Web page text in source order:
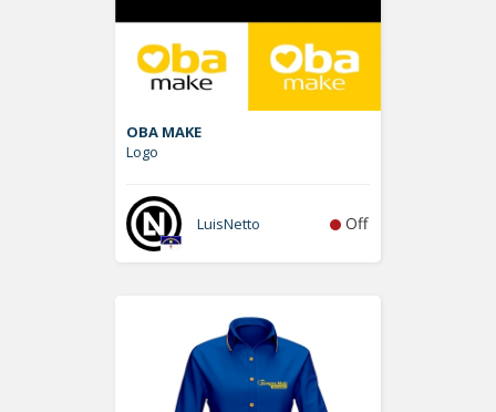
OBA MAKE
Logo
LuisNetto Off